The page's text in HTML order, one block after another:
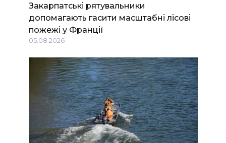
Закарпатські рятувальники
допомагають гасити масштабні лісові
пожежі у Франції
05.08.2026